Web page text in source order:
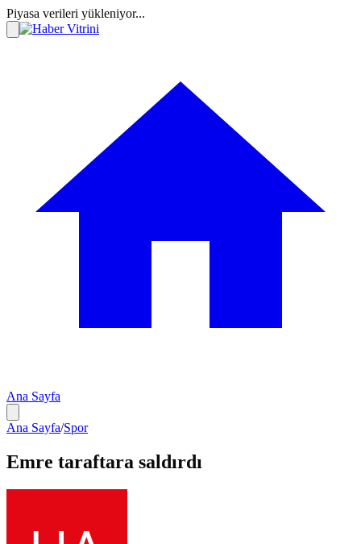
Piyasa verileri yükleniyor...
Ana Sayfa
Ana Sayfa/Spor
Emre taraftara saldırdı